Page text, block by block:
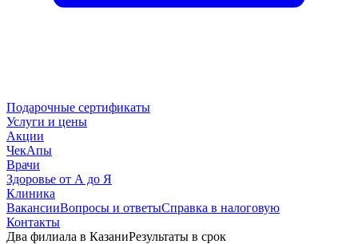
Подарочные сертификаты
Услуги и цены
Акции
ЧекАпы
Врачи
Здоровье от А до Я
Клиника
ВакансииВопросы и ответыСправка в налоговую
Контакты
Два филиала в КазаниРезультаты в срок